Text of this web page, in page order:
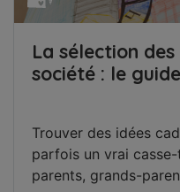
La sélection
société : le
Trouver des idées
parfois un vrai
parents, grands-